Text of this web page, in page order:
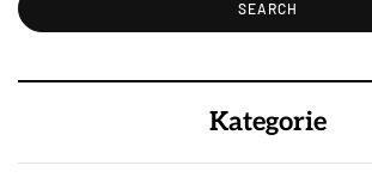
Kategorie